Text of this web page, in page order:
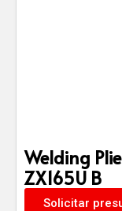
Welding
ZX165U B
Solicitar